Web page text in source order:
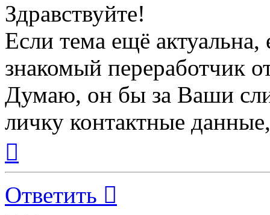
Здравствуйте!
Если тема ещё
знакомый переработчик
Думаю, он бы за Ваши
личку контактные
началу
Ответить